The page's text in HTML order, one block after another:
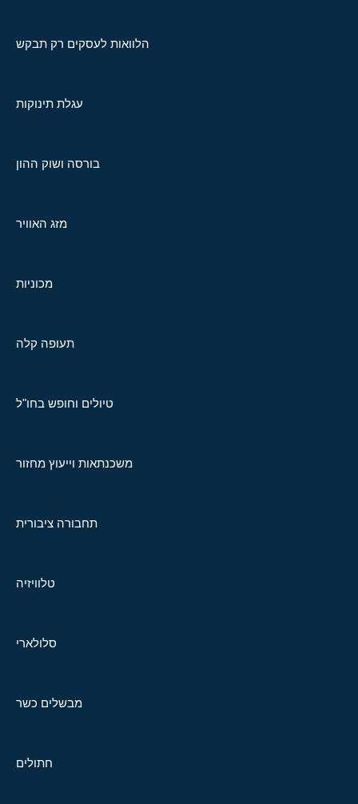
הלוואות לעסקים רק תבקש
עגלת תינוקות
בורסה ושוק ההון
מזג האוויר
מכוניות
תעופה קלה
טיולים וחופש בחו"ל
משכנתאות וייעוץ מחזור
תחבורה ציבורית
טלוויזיה
סלולארי
מבשלים כשר
חתולים